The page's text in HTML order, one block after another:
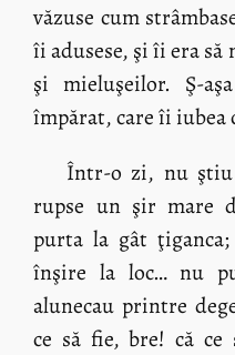
văzuse cum
îi adusese, şi îi era să
şi mieluşeilor. Ş-
împărat, care îi iubea
Într-o zi, nu
rupse un şir mare
purta la gât
înşire la loc… nu
alunecau printre
ce să fie, bre! că ce